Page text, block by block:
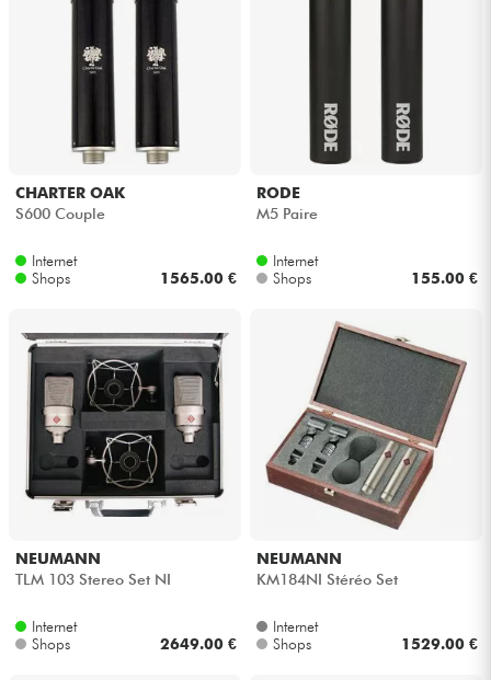
CHARTER OAK
S600 Couple
Internet
Shops
1565.00 €
RODE
M5 Paire
Internet
Shops
155.00 €
NEUMANN
TLM 103 Stereo Set NI
Internet
Shops
2649.00 €
NEUMANN
KM184NI Stéréo Set
Internet
Shops
1529.00 €